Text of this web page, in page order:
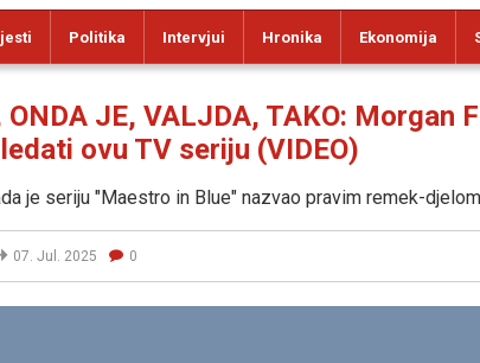
Politika Intervjui Hronika Ekonomija
ONDA JE, VALJDA, TAKO: Morgan
ovu TV seriju (VIDEO)
je seriju "Maestro in Blue" nazvao pravim remek-
07. Jul. 2025 0